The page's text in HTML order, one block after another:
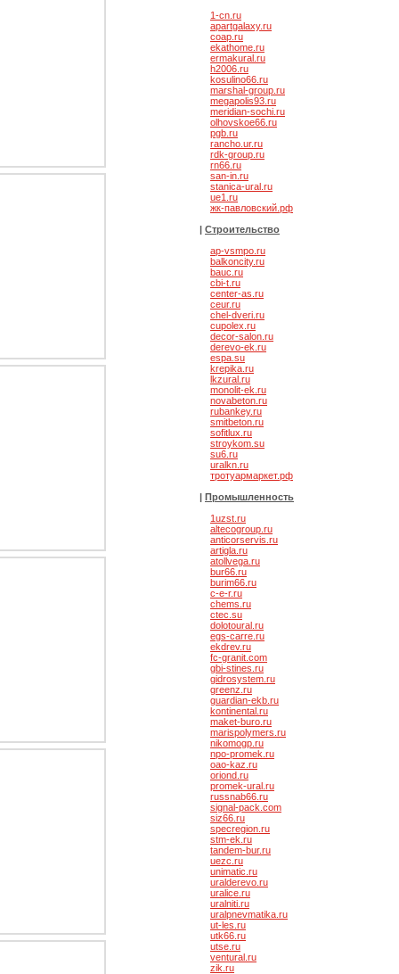
и
в Анапе
оборудование
1-cn.ru
apartgalaxy.ru
coap.ru
ekathome.ru
ermakural.ru
h2006.ru
kosulino66.ru
marshal-group.ru
megapolis93.ru
meridian-sochi.ru
olhovskoe66.ru
pgb.ru
rancho.ur.ru
rdk-group.ru
rn66.ru
san-in.ru
stanica-ural.ru
ue1.ru
жк-павловский.рф
| Строительство
ap-vsmpo.ru
balkoncity.ru
bauc.ru
cbi-t.ru
center-as.ru
ceur.ru
chel-dveri.ru
cupolex.ru
decor-salon.ru
derevo-ek.ru
espa.su
krepika.ru
lkzural.ru
monolit-ek.ru
novabeton.ru
rubankey.ru
smitbeton.ru
sofitlux.ru
stroykom.su
su6.ru
uralkn.ru
тротуармаркет.рф
| Промышленность
1uzst.ru
altecogroup.ru
anticorservis.ru
artigla.ru
atollvega.ru
bur66.ru
burim66.ru
c-e-r.ru
chems.ru
ctec.su
dolotoural.ru
egs-carre.ru
ekdrev.ru
fc-granit.com
gbi-stines.ru
gidrosystem.ru
greenz.ru
guardian-ekb.ru
kontinental.ru
maket-buro.ru
marispolymers.ru
nikomogp.ru
npo-promek.ru
oao-kaz.ru
oriond.ru
promek-ural.ru
russnab66.ru
signal-pack.com
siz66.ru
specregion.ru
stm-ek.ru
tandem-bur.ru
uezc.ru
unimatic.ru
uralderevo.ru
uralice.ru
uralniti.ru
uralpnevmatika.ru
ut-les.ru
utk66.ru
utse.ru
ventural.ru
zik.ru